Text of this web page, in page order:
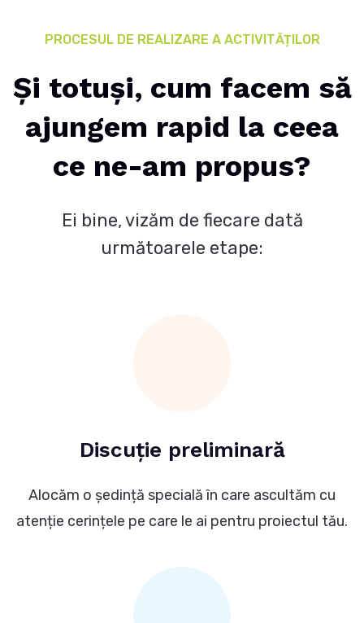
PROCESUL DE REALIZARE A ACTIVITĂȚILOR
Și totuși, cum facem să
ajungem rapid la ceea
ce ne-am propus?
Ei bine, vizăm de fiecare dată
următoarele etape:
Discuție preliminară
Alocăm o ședință specială în care ascultăm cu
atenție cerințele pe care le ai pentru proiectul tău.